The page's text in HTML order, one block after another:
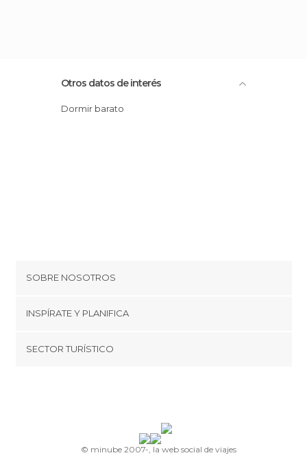
Otros datos de interés
Dormir barato
SOBRE NOSOTROS
Cookies
Términos y condiciones
INSPÍRATE Y PLANIFICA
SECTOR TURÍSTICO
© minube 2007-, la web social de viajes